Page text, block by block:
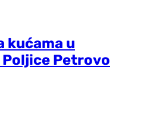
kućama u
Petrovo